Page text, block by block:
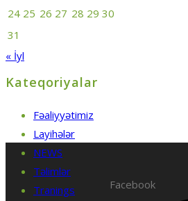
24 25 26 27 28 29 30
31
« İyl
Kateqoriyalar
Fəaliyyətimiz
Layihələr
NEWS
Təlimlər
Tranings
Facebook